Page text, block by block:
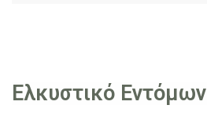
Ελκυστικό Εντόμων